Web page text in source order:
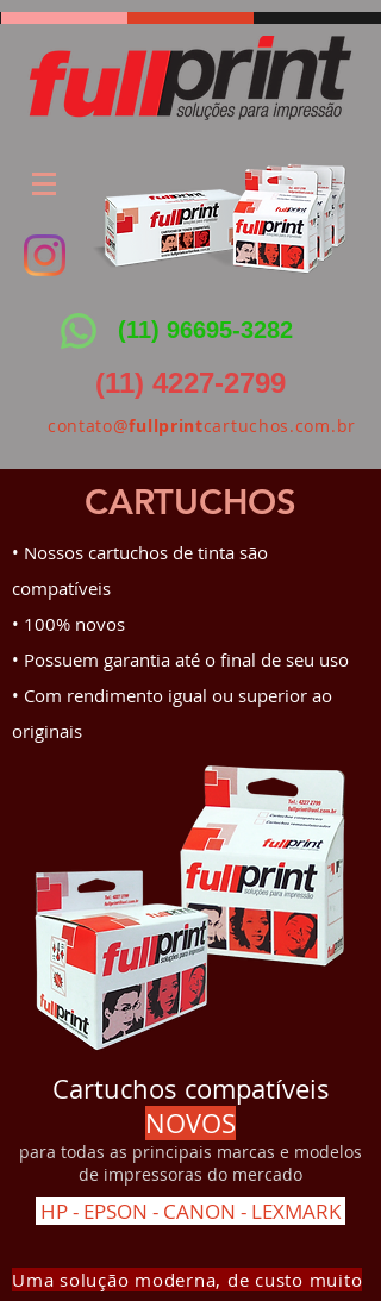
(11) 96695-3282
(11) 4227-2799
contato@fullprintcartuchos.com.br
CARTUCHOS
• Nossos cartuchos de tinta são
compatíveis
• 100% novos
• Possuem garantia até o final de seu uso
• Com rendimento igual ou superior ao
originais
Cartuchos compatíveis
NOVOS
para todas as principais marcas e modelos
de impressoras do mercado
HP - EPSON - CANON - LEXMARK
Uma solução moderna, de custo muito